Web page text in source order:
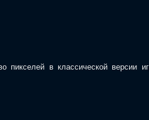
пикселей в классической версии